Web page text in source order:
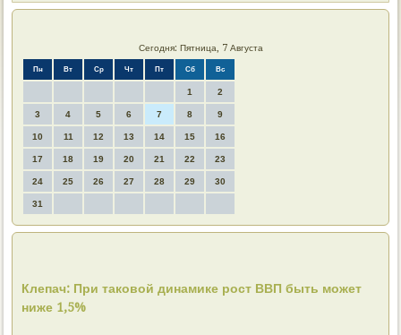
Сегодня: Пятница, 7 Августа
Пн Вт Ср Чт Пт Сб Вс
1 2
3 4 5 6 7 8 9
10 11 12 13 14 15 16
17 18 19 20 21 22 23
24 25 26 27 28 29 30
31
Клепач: При таковой динамике рост ВВП быть может
ниже 1,5%